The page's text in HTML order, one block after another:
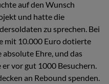
auf den Wunsch
und hatte die
zu sprechen. Bei
mit 10.000 Euro dotierte
absolute Ehre, und das
er vor gut 1000 Besuchern.
an Rebound spenden.